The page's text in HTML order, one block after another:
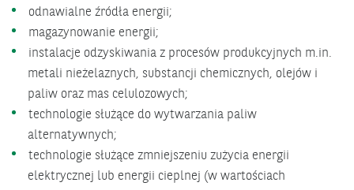
odnawialne źródła energii;
magazynowanie energii;
instalacje odzyskiwania z procesów produkcyjnych m.in.
metali nieżelaznych, substancji chemicznych, olejów i
paliw oraz mas celulozowych;
technologie służące do wytwarzania paliw
alternatywnych;
technologie służące zmniejszeniu zużycia energii
elektrycznej lub energii cieplnej (w wartościach